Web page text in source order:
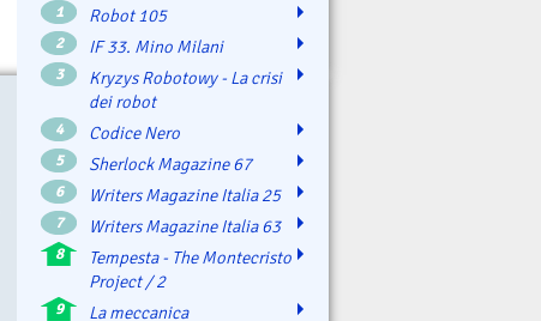
1 Robot 105
2 IF 33. Mino Milani
3
Kryzys Robotowy - La crisi
dei robot
4 Codice Nero
5 Sherlock Magazine 67
6 Writers Magazine Italia 25
7 Writers Magazine Italia 63
8
Tempesta - The Montecristo
Project / 2
9
La meccanica